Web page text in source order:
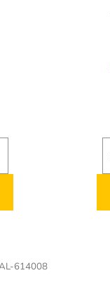
614008